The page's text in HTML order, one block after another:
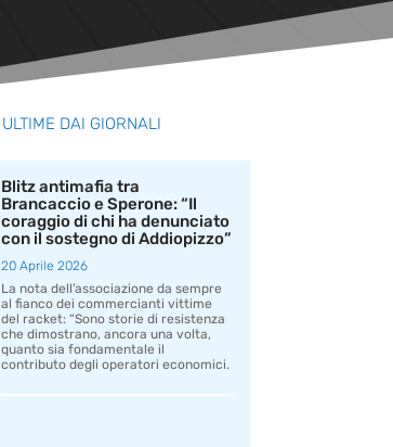
ULTIME DAI GIORNALI
Blitz antimafia tra
Brancaccio e Sperone: “Il
coraggio di chi ha denunciato
con il sostegno di Addiopizzo”
20 Aprile 2026
La nota dell’associazione da sempre
al fianco dei commercianti vittime
del racket: “Sono storie di resistenza
che dimostrano, ancora una volta,
quanto sia fondamentale il
contributo degli operatori economici.